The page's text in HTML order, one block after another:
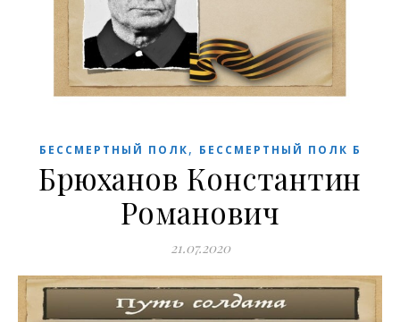
БЕССМЕРТНЫЙ ПОЛК, БЕССМЕРТНЫЙ ПОЛК Б
Брюханов Константин
Романович
21.07.2020